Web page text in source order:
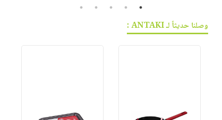
1
2
3
4
5
وصلنا حديثاً لـ ANTAKI :